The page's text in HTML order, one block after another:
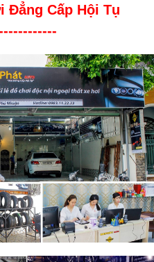
Đẳng Cấp Hội Tụ